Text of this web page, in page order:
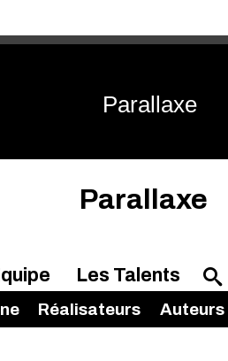
Parallaxe
Parallaxe
Les Talents
Réalisateurs Auteurs